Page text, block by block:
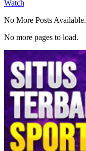
Watch
No More Posts Available.
No more pages to load.